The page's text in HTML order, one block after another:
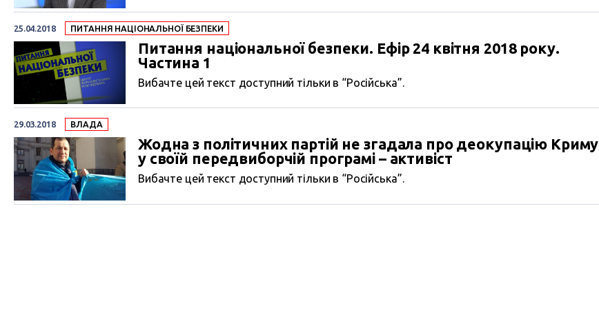
25.04.2018 ПИТАННЯ НАЦІОНАЛЬНОЇ БЕЗПЕКИ
Питання національної безпеки. Ефір 24 квітня 2018 року.
Частина 1
Вибачте цей текст доступний тільки в “Російська”.
29.03.2018 ВЛАДА
Жодна з політичних партій не згадала про деокупацію Криму
у своїй передвиборчій програмі – активіст
Вибачте цей текст доступний тільки в “Російська”.